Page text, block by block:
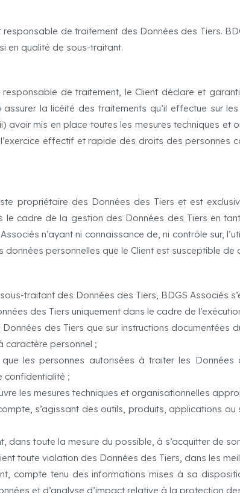
responsable de traitement des Données des Tiers.
en qualité de sous-traitant.
responsable de traitement, le Client déclare et
assurer la licéité des traitements qu’il effectue sur
avoir mis en place toutes les mesures techniques
effectif et rapide des droits des personnes
propriétaire des Données des Tiers et est
le cadre de la gestion des Données des Tiers en
n’ayant ni connaissance de, ni contrôle sur,
données personnelles que le Client est susceptible de
traitant des Données des Tiers, BDGS Associés
des Tiers uniquement dans le cadre de
Données des Tiers que sur instructions
caractère personnel ;
les personnes autorisées à traiter les
confidentialité ;
les mesures techniques et organisationnelles
s’agissant des outils, produits, applications
dans toute la mesure du possible, à s’acquitter de
toute violation des Données des Tiers, dans les
compte tenu des informations mises à sa
et d’analyse d’impact relative à la protection